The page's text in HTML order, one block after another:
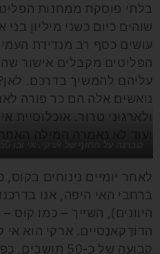
בלתי פוסקת ממחנות
שוהים כיום כשני מיליון
עושים כסף רב מנדידת
הפליטים מקבלים אישור
עליהם להמשיך בדרכם.
נואשים אלה הם כר פורה
ולארגוני טרור. אוכלוסיית
לאחר יומיים נינוחים בקוס,
היוונים), השייך – כמו קוס
הדוֹדֶקאנֶסיים. ארקי הוא אי
קבועה של כ-50